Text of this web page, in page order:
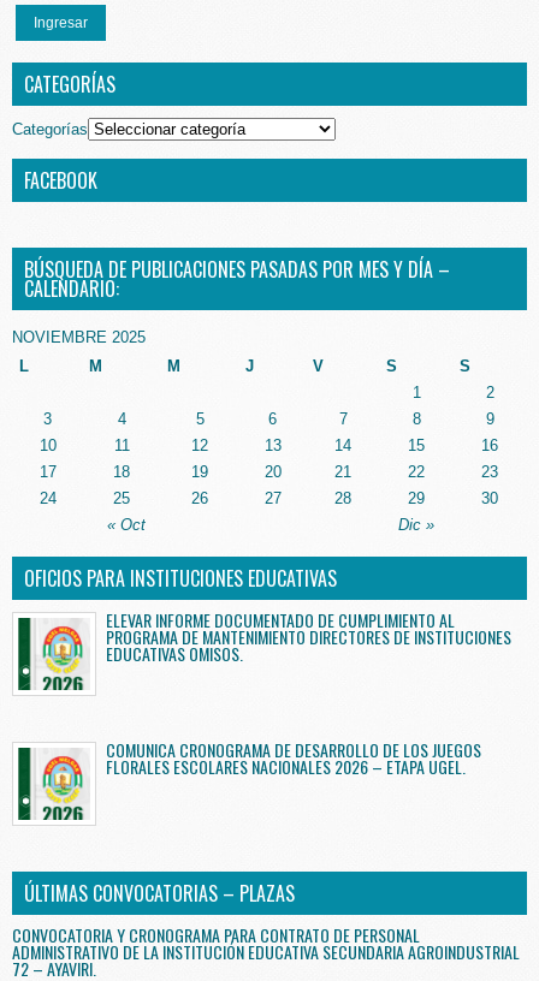
Ingresar
CATEGORÍAS
Categorías
FACEBOOK
BÚSQUEDA DE PUBLICACIONES PASADAS POR MES Y DÍA –
CALENDARIO:
NOVIEMBRE 2025
L
M M J V S S
« Oct Dic »
1
2
3
4 5 6 7 8
9
10
11 12 13 14 15
16
17
18 19 20 21 22
23
24
25 26 27 28 29 30
OFICIOS PARA INSTITUCIONES EDUCATIVAS
ELEVAR INFORME DOCUMENTADO DE CUMPLIMIENTO AL
PROGRAMA DE MANTENIMIENTO DIRECTORES DE INSTITUCIONES
EDUCATIVAS OMISOS.
COMUNICA CRONOGRAMA DE DESARROLLO DE LOS JUEGOS
FLORALES ESCOLARES NACIONALES 2026 – ETAPA UGEL.
ÚLTIMAS CONVOCATORIAS – PLAZAS
CONVOCATORIA Y CRONOGRAMA PARA CONTRATO DE PERSONAL
ADMINISTRATIVO DE LA INSTITUCIÓN EDUCATIVA SECUNDARIA AGROINDUSTRIAL
72 – AYAVIRI.